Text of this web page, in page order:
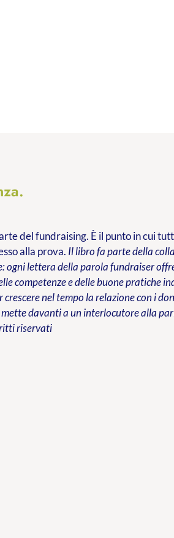
del fundraising. È il punto in cui
alla prova. Il libro fa parte della
ogni lettera della parola fundraiser
competenze e delle buone pratiche
nel tempo la relazione con i
davanti a un interlocutore alla
riservati